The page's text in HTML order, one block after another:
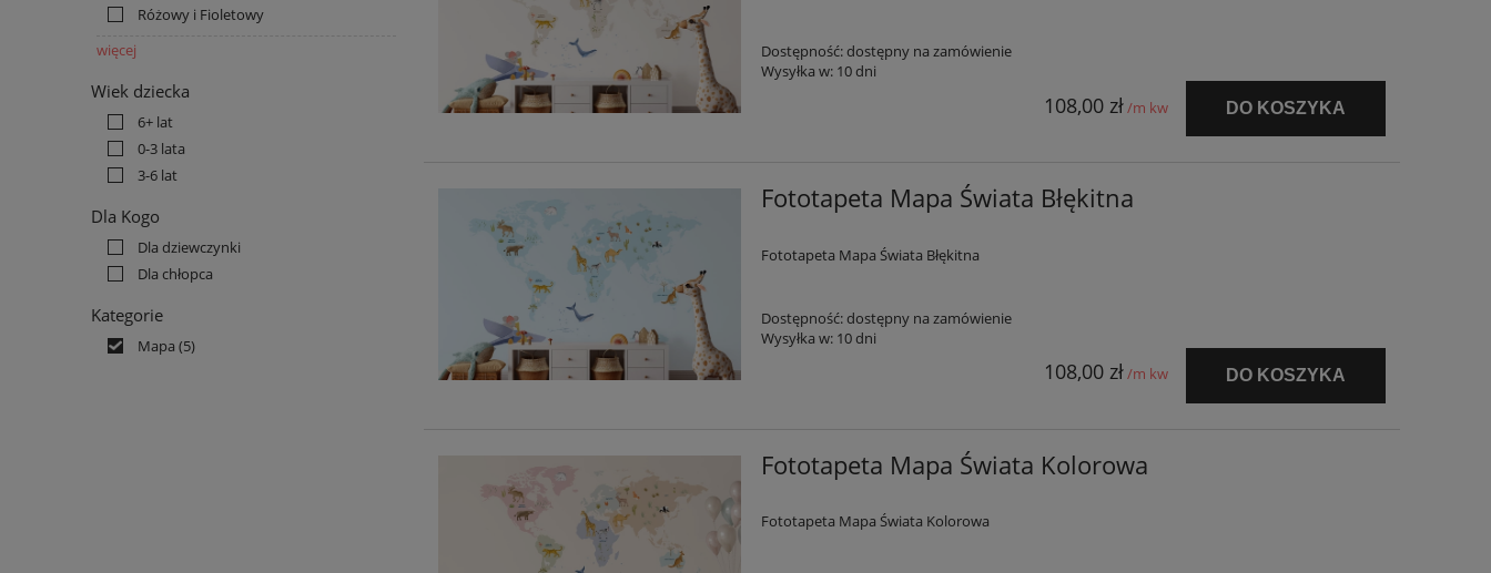
Różowy i Fioletowy
więcej
Wiek dziecka
6+ lat
0-3 lata
3-6 lat
Dla Kogo
Dla dziewczynki
Dla chłopca
Kategorie
Mapa (5)
Dostępność:dostępny na zamówienie
Wysyłka w: 10 dni
108,00 zł/m kw DO KOSZYKA
Fototapeta Mapa Świata Błękitna
Fototapeta Mapa Świata Błękitna
Dostępność:dostępny na zamówienie
Wysyłka w: 10 dni
108,00 zł/m kw DO KOSZYKA
Fototapeta Mapa Świata Kolorowa
Fototapeta Mapa Świata Kolorowa